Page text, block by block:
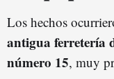
Los hechos
antigua ferretería
número 15, muy